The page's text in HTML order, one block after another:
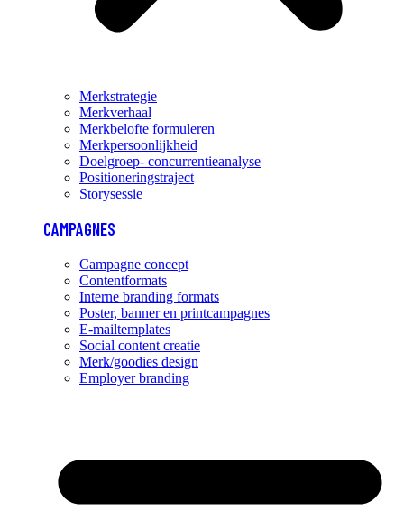
Merkstrategie
Merkverhaal
Merkbelofte formuleren
Merkpersoonlijkheid
Doelgroep- concurrentieanalyse
Positioneringstraject
Storysessie
CAMPAGNES
Campagne concept
Contentformats
Interne branding formats
Poster, banner en printcampagnes
E-mailtemplates
Social content creatie
Merk/goodies design
Employer branding